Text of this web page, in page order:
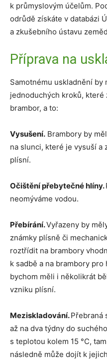
k průmyslovým účelům.
odrůdě získáte v databázi
a zkušebního ústavu
Příprava na
Samotnému uskladnění
jednoduchých kroků,
brambor, a to:
Vysušení. Brambory by
na slunci, které je vysuší a
plísní.
Očištění přebytečné hlíny.
neomýváme vodou.
Přebírání.Vyřazeny by
známky plísně či
roztřídit na brambory
k sadbě a na brambory
bychom měli i několikrát
vzniku plísní.
Meziskladování.Přebraná
až na dva týdny do
s teplotou kolem 15 °С,
následně může dojít k